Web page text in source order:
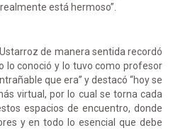
está hermoso”.
de manera sentida recordó
lo conoció y lo tuvo como profesor
que era” y destacó “hoy se
virtual, por lo cual se torna cada
espacios de encuentro, donde
y en todo lo esencial que debe